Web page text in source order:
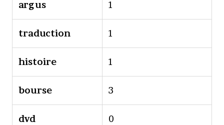
argus 1
traduction 1
histoire 1
bourse 3
dvd 0